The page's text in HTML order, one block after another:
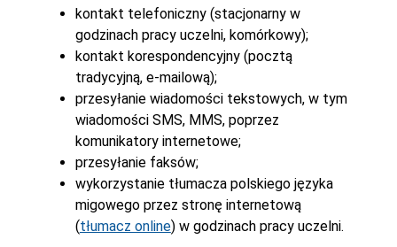
kontakt telefoniczny (stacjonarny w
godzinach pracy uczelni, komórkowy);
kontakt korespondencyjny (pocztą
tradycyjną, e-mailową);
przesyłanie wiadomości tekstowych, w tym
wiadomości SMS, MMS, poprzez
komunikatory internetowe;
przesyłanie faksów;
wykorzystanie tłumacza polskiego języka
migowego przez stronę internetową
(tłumacz online) w godzinach pracy uczelni.